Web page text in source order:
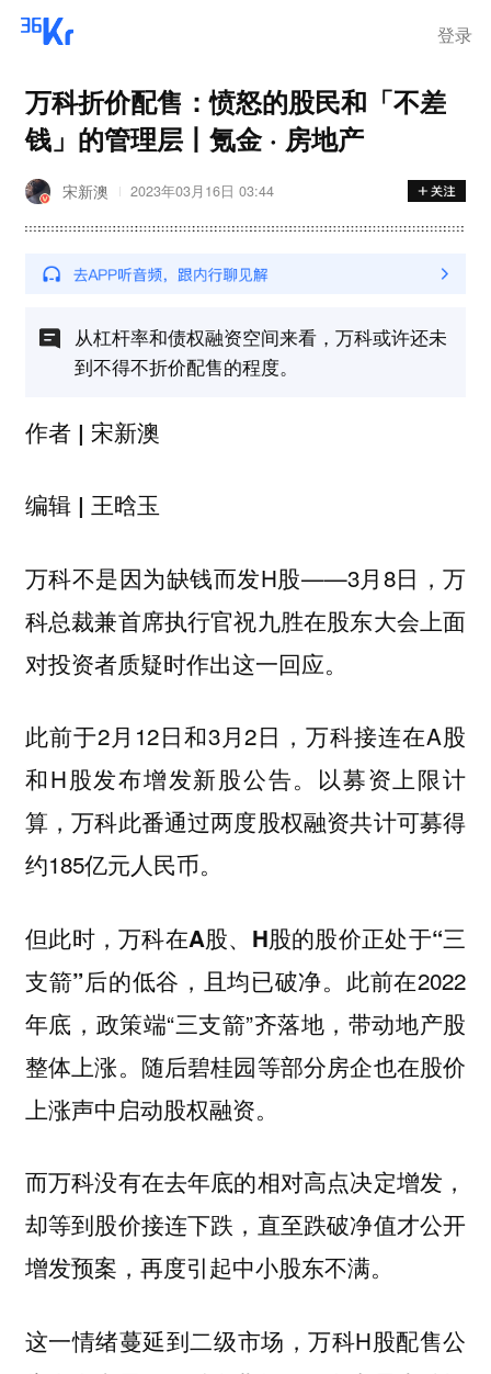
登录
万科折价配售：愤怒的股民和「不差
钱」的管理层丨氪金 · 房地产
宋新澳 2023年03月16日 03:44
从杠杆率和债权融资空间来看，万科或许还未
到不得不折价配售的程度。
作者 | 宋新澳
编辑 | 王晗玉
万科不是因为缺钱而发H股——3月8日，万
科总裁兼首席执行官祝九胜在股东大会上面
对投资者质疑时作出这一回应。
此前于2月12日和3月2日，万科接连在A股
和H股发布增发新股公告。以募资上限计
算，万科此番通过两度股权融资共计可募得
约185亿元人民币。
但此时，万科在A股、H股的股价正处于“三
支箭”后的低谷，且均已破净。 此前在2022
年底，政策端“三支箭”齐落地，带动地产股
整体上涨。随后碧桂园等部分房企也在股价
上涨声中启动股权融资。
而万科没有在去年底的相对高点决定增发，
却等到股价接连下跌，直至跌破净值才公开
增发预案，再度引起中小股东不满。
这一情绪蔓延到二级市场，万科H股配售公